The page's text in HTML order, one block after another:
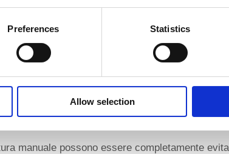
Preferences Statistics
Allow selection
senza
700 di ZEISS è un elemento
di riferimento che successivamente viene
l’intervento.
manuale possono essere completamente